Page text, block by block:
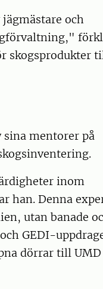
och
skogsprodukter
sina mentorer på
inom
han. Denna
utan banade
GEDI-
dörrar till